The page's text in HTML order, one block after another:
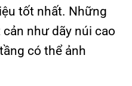
tốt nhất. Những
như dãy núi cao
có thể ảnh